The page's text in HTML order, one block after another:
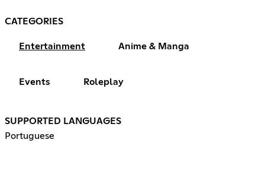
CATEGORIES
Entertainment Anime & Manga
Events Roleplay
SUPPORTED LANGUAGES
Portuguese